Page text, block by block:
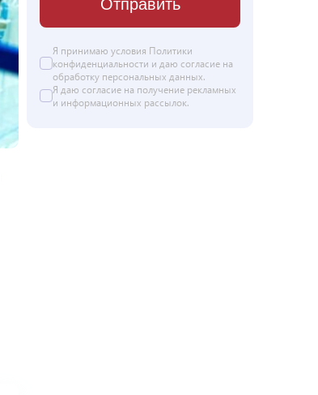
Отправить
Я принимаю условия Политики
конфиденциальности и даю согласие на
обработку персональных данных.
Я даю согласие на получение рекламных
и информационных рассылок.